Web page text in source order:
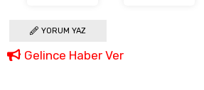
YORUM YAZ
Gelince Haber Ver